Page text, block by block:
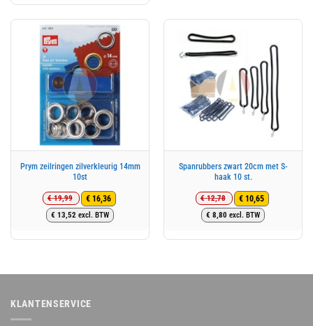
€ 9,73.
€ 8,11.
Prym zeilringen zilverkleurig 14mm
10st
€19,99
Oorspronkelijke
prijs
€ 19,99.
€ 16,36
Huidige
prijs
€ 16,36.
€ 13,52 excl. BTW
Spanrubbers zwart 20cm met S-
haak 10 st.
€12,78
Oorspronkelijke
prijs
€ 12,78.
€ 10,65
Huidige
prijs
€ 10,65.
€ 8,80 excl. BTW
KLANTENSERVICE